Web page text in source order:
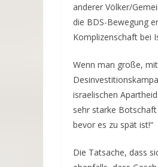
anderer Völker/
die BDS-Bewegung
Komplizenschaft bei
Wenn man große,
israelischen
sehr starke
bevor es zu spät ist!“
Die Tatsache, dass